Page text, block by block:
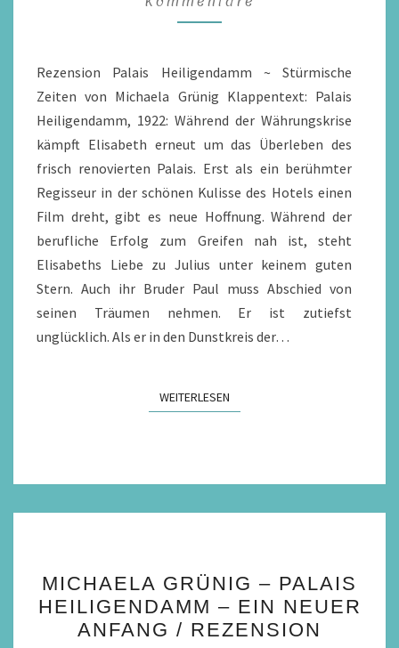
/
Rezension Palais Heiligendamm ~ Stürmische
Zeiten von Michaela Grünig Klappentext: Palais
Heiligendamm, 1922: Während der Währungskrise
kämpft Elisabeth erneut um das Überleben des
frisch renovierten Palais. Erst als ein berühmter
Regisseur in der schönen Kulisse des Hotels einen
Film dreht, gibt es neue Hoffnung. Während der
berufliche Erfolg zum Greifen nah ist, steht
Elisabeths Liebe zu Julius unter keinem guten
Stern. Auch ihr Bruder Paul muss Abschied von
seinen Träumen nehmen. Er ist zutiefst
unglücklich. Als er in den Dunstkreis der…
WEITERLESENWEITERLESEN
GRÜNIG
–
PALAIS
MICHAELA GRÜNIG – PALAIS
HEILIGENDAMM – EIN NEUER
ANFANG / REZENSION